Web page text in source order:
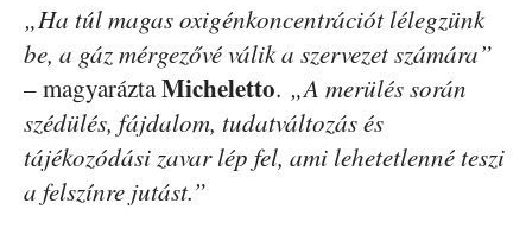
„Ha túl magas oxigénkoncentrációt lélegzünk
be, a gáz mérgezővé válik a szervezet számára”
– magyaráztaMicheletto. „A merülés során
szédülés, fájdalom, tudatváltozás és
tájékozódási zavar lép fel, ami lehetetlenné teszi
a felszínre jutást.”